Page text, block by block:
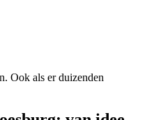
Ook als er duizenden